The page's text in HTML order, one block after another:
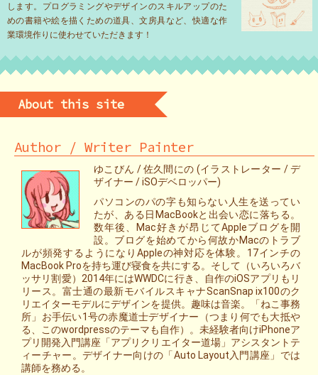
します。プログラミングやデザインのスキルアップのた
めの書籍や絵を描くための道具、文房具など、快適な作
業環境作りに使わせていただきます！
About this site
Author / Writer Painter
ゆこびん / 佐久間にの (イラストレーター / デ
ザイナー / iSOデベロッパー)
パソコンのパの字も知らない人生を送ってい
たが、ある日MacBookと出会い恋に落ちる。
数年後、Mac好きが昂じてAppleブログを開
設。ブログを始めてから何故かMacのトラブ
ルが頻発するようになりAppleの神対応を体験。17インチの
MacBook Proを持ち運び寝食を共にする。そして（いろいろバ
ッサリ割愛）2014年にはWWDCに行き、自作のiOSアプリもリ
リース。富士通の最新モバイルスキャナScanSnap ix100のク
リエイターモデルにデザインを提供。趣味は音楽。「ねこ事務
所」お手伝い1号の赤魔道士デザイナー（つまり何でも大抵や
る、このwordpressのテーマも自作）。未経験者向けiPhoneア
プリ開発入門講座「アプリクリエイター道場」アシスタントテ
ィーチャー。デザイナー向けの「Auto Layout入門講座」では
講師を務める。